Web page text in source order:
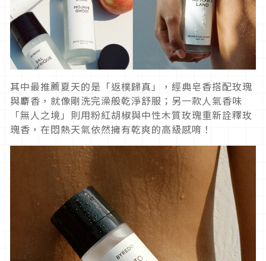
其中最推薦夏天的是「返樸歸真」，經典皂香搭配玫瑰
與麝香，就像剛洗完澡般乾淨舒服；另一款人氣香味
「無人之境」則用粉紅胡椒與中性木質玫瑰重新詮釋玫
瑰香，在悶熱天氣依然擁有乾爽的高級感唷！